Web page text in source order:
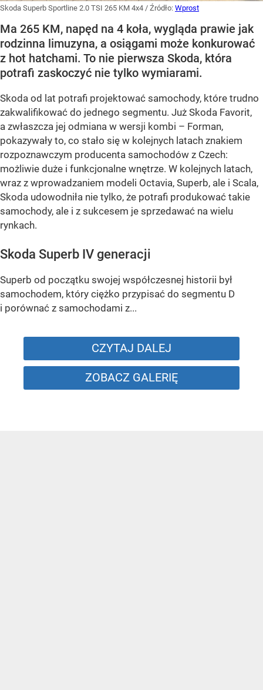
Skoda Superb Sportline 2.0 TSI 265 KM 4x4 / Źródło: Wprost
Ma 265 KM, napęd na 4 koła, wygląda prawie jak
rodzinna limuzyna, a osiągami może konkurować
z hot hatchami. To nie pierwsza Skoda, która
potrafi zaskoczyć nie tylko wymiarami.
Skoda od lat potrafi projektować samochody, które trudno
zakwalifikować do jednego segmentu. Już Skoda Favorit,
a zwłaszcza jej odmiana w wersji kombi – Forman,
pokazywały to, co stało się w kolejnych latach znakiem
rozpoznawczym producenta samochodów z Czech:
możliwie duże i funkcjonalne wnętrze. W kolejnych latach,
wraz z wprowadzaniem modeli Octavia, Superb, ale i Scala,
Skoda udowodniła nie tylko, że potrafi produkować takie
samochody, ale i z sukcesem je sprzedawać na wielu
rynkach.
Skoda Superb IV generacji
Superb od początku swojej współczesnej historii był
samochodem, który ciężko przypisać do segmentu D
i porównać z samochodami z...
CZYTAJ DALEJ
ZOBACZ GALERIĘ